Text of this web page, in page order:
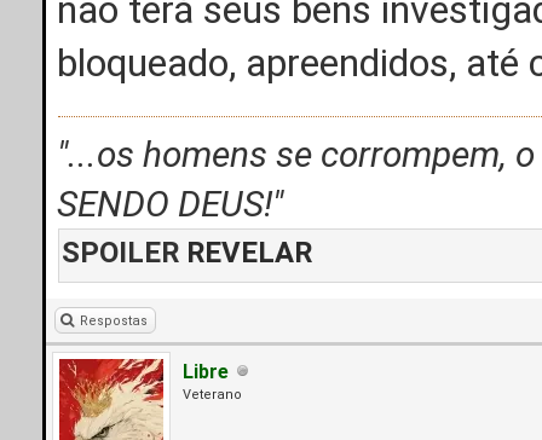
bloqueado, apreendidos, até
"...os homens se corrompem,
SENDO DEUS!"
SPOILER REVELAR
Respostas
Libre
Veterano